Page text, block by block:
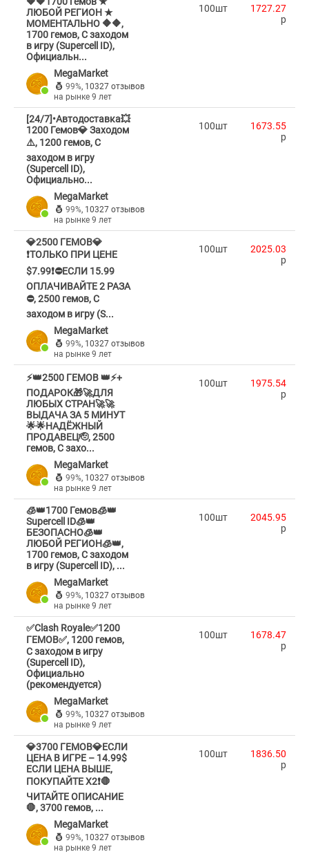
ЛЮБОЙ РЕГИОН ★
МОМЕНТАЛЬНО 🔶🔶,
1700 гемов, С заходом
в игру (Supercell ID),
Официальн...
MegaMarket
99%, 10327 отзывов
на рынке 9 лет
100шт
1727.27
p
[24/7]•Автодоставка💥
1200 Гемов💎 Заходом
⚠️, 1200 гемов, С
заходом в игру
(Supercell ID),
Официально...
MegaMarket
99%, 10327 отзывов
на рынке 9 лет
100шт
1673.55
p
💎2500 ГЕМОВ💎
❗ТОЛЬКО ПРИ ЦЕНЕ
$7.99❗⛔ЕСЛИ 15.99
ОПЛАЧИВАЙТЕ 2 РАЗА
⛔, 2500 гемов, С
заходом в игру (S...
MegaMarket
99%, 10327 отзывов
на рынке 9 лет
100шт
2025.03
p
⚡👑2500 ГЕМОВ 👑⚡+
ПОДАРОК🎁🚀ДЛЯ
ЛЮБЫХ СТРАН🚀🚀
ВЫДАЧА ЗА 5 МИНУТ
🌟🌟НАДЁЖНЫЙ
ПРОДАВЕЦ🫡, 2500
гемов, С захо...
MegaMarket
99%, 10327 отзывов
на рынке 9 лет
100шт
1975.54
p
🧊👑1700 Гемов🧊👑
Supercell ID🧊👑
БЕЗОПАСНО🧊👑
ЛЮБОЙ РЕГИОН🧊👑,
1700 гемов, С заходом
в игру (Supercell ID), ...
MegaMarket
99%, 10327 отзывов
на рынке 9 лет
100шт
2045.95
p
✅Clash Royale✅1200
ГЕМОВ✅, 1200 гемов,
С заходом в игру
(Supercell ID),
Официально
(рекомендуется)
MegaMarket
99%, 10327 отзывов
на рынке 9 лет
100шт
1678.47
p
💎3700 ГЕМОВ💎ЕСЛИ
ЦЕНА В ИГРЕ – 14.99$
ЕСЛИ ЦЕНА ВЫШЕ,
ПОКУПАЙТЕ Х2❗️🛑
ЧИТАЙТЕ ОПИСАНИЕ
🛑, 3700 гемов, ...
MegaMarket
99%, 10327 отзывов
на рынке 9 лет
100шт
1836.50
p